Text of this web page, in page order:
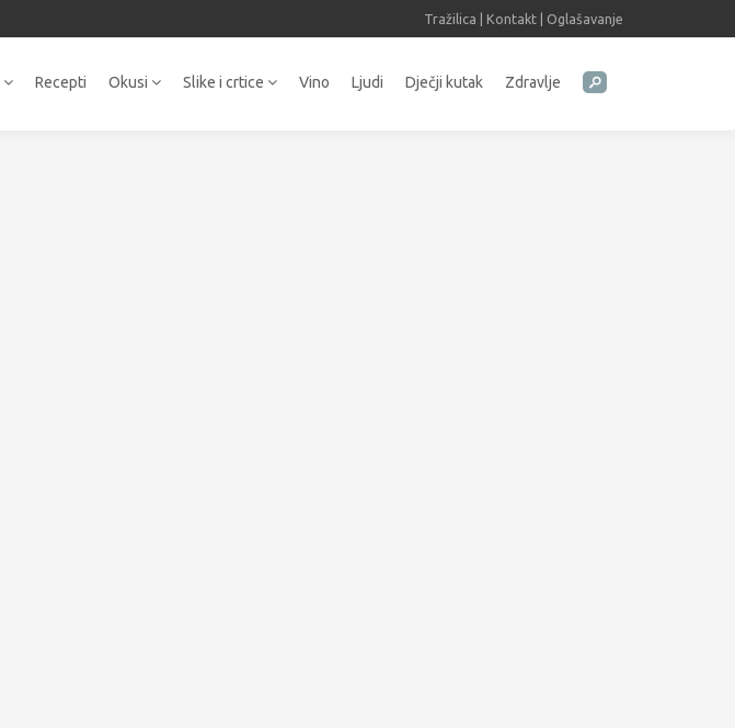
Tražilica Kontakt Oglašavanje
Recepti Okusi Slike i crtice Vino Ljudi Dječji kutak Zdravlje